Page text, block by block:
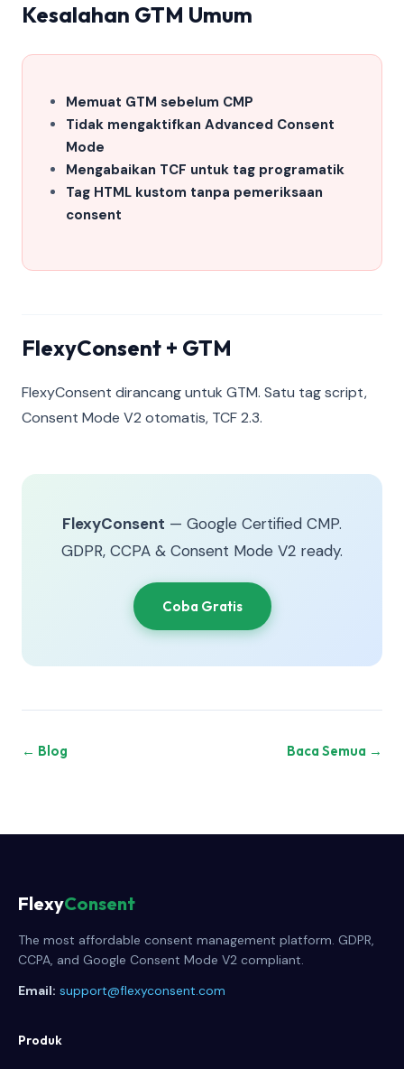
Kesalahan GTM Umum
Memuat GTM sebelum CMP
Tidak mengaktifkan Advanced Consent
Mode
Mengabaikan TCF untuk tag programatik
Tag HTML kustom tanpa pemeriksaan
consent
FlexyConsent + GTM
FlexyConsent dirancang untuk GTM. Satu tag script,
Consent Mode V2 otomatis, TCF 2.3.
FlexyConsent — Google Certified CMP.
GDPR, CCPA & Consent Mode V2 ready.
Coba Gratis
← Blog Baca Semua →
FlexyConsent
The most affordable consent management platform. GDPR,
CCPA, and Google Consent Mode V2 compliant.
Email: support@flexyconsent.com
Produk